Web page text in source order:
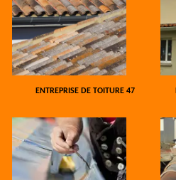
ENTREPRISE DE TOITURE 47